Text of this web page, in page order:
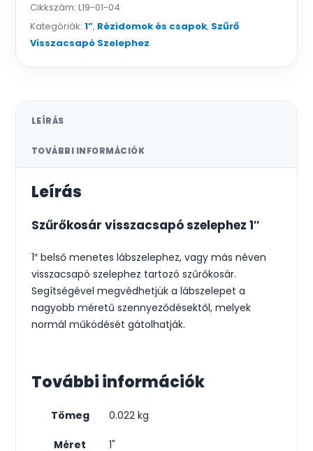
Cikkszám: L19-01-04
Kategóriák: 1”, Rézidomok és csapok, Szűrő
Visszacsapó Szelephez
LEÍRÁS
TOVÁBBI INFORMÁCIÓK
Leírás
Szűrőkosár visszacsapó szelephez 1″
1″ belső menetes lábszelephez, vagy más néven
visszacsapó szelephez tartozó szűrőkosár.
Segítségével megvédhetjük a lábszelepet a
nagyobb méretű szennyeződésektől, melyek
normál működését gátolhatják.
További információk
Tömeg 0.022 kg
Méret 1"